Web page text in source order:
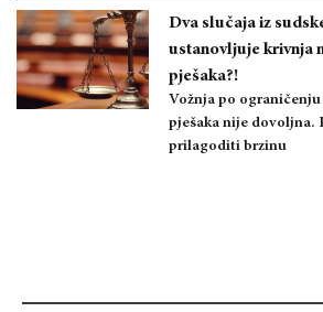
Dva slučaja iz
ustanovljuje krivnja
pješaka?!
Vožnja po
pješaka nije dovoljna.
prilagoditi brzinu